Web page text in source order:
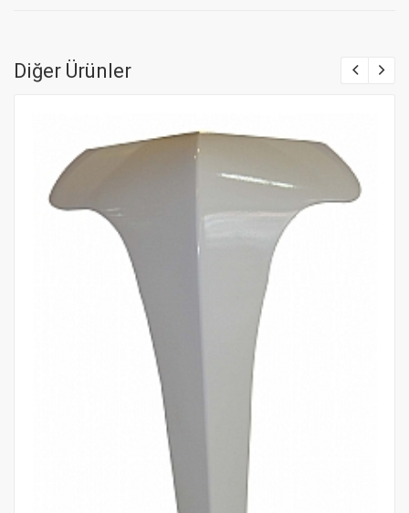
Diğer Ürünler